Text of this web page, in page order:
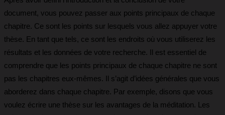
document, vous pouvez passer aux points principaux de chaque
chapitre. Ce sont les points sur lesquels vous allez appuyer votre
thèse. En tant que tels, ce sont les endroits où vous utiliserez les
résultats et les données de votre recherche. Il est essentiel de
comprendre que les points principaux de chaque chapitre ne sont
pas les chapitres eux-mêmes. Il s’agit d’idées générales que vous
aborderez dans chaque chapitre. Par exemple, disons que vous
voulez écrire une thèse sur les avantages de la méditation. Les